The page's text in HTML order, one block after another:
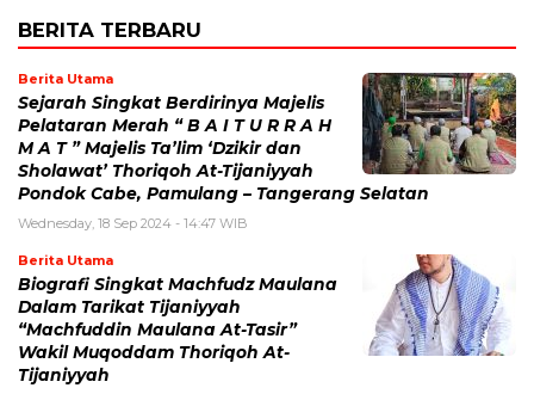
BERITA TERBARU
Berita Utama
Sejarah Singkat Berdirinya Majelis
Pelataran Merah “ B A I T U R R A H
M A T ” Majelis Ta’lim ‘Dzikir dan
Sholawat’ Thoriqoh At-Tijaniyyah
Pondok Cabe, Pamulang – Tangerang Selatan
Wednesday, 18 Sep 2024 - 14:47 WIB
Berita Utama
Biografi Singkat Machfudz Maulana
Dalam Tarikat Tijaniyyah
“Machfuddin Maulana At-Tasir”
Wakil Muqoddam Thoriqoh At-
Tijaniyyah